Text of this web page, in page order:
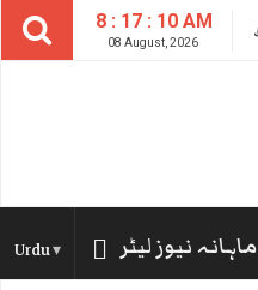
8 : 17 : 11 AM
08 August, 2026
ماہانہ نیوز لیٹر Urdu